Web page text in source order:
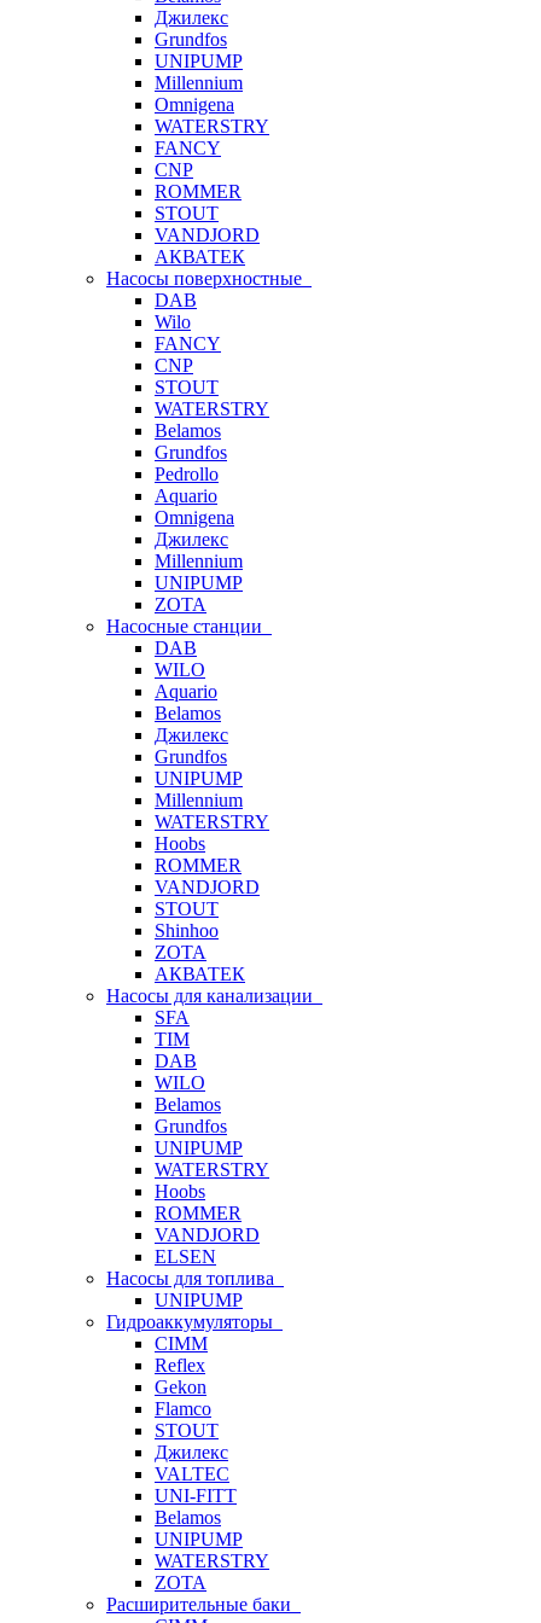
Джилекс
Grundfos
UNIPUMP
Millennium
Omnigena
WATERSTRY
FANCY
CNP
ROMMER
STOUT
VANDJORD
АКВАТЕК
Насосы поверхностные
DAB
Wilo
FANCY
CNP
STOUT
WATERSTRY
Belamos
Grundfos
Pedrollo
Aquario
Omnigena
Джилекс
Millennium
UNIPUMP
ZOTA
Насосные станции
DAB
WILO
Aquario
Belamos
Джилекс
Grundfos
UNIPUMP
Millennium
WATERSTRY
Hoobs
ROMMER
VANDJORD
STOUT
Shinhoo
ZOTA
АКВАТЕК
Насосы для канализации
SFA
TIM
DAB
WILO
Belamos
Grundfos
UNIPUMP
WATERSTRY
Hoobs
ROMMER
VANDJORD
ELSEN
Насосы для топлива
UNIPUMP
Гидроаккумуляторы
CIMM
Reflex
Gekon
Flamco
STOUT
Джилекс
VALTEC
UNI-FITT
Belamos
UNIPUMP
WATERSTRY
ZOTA
Расширительные баки